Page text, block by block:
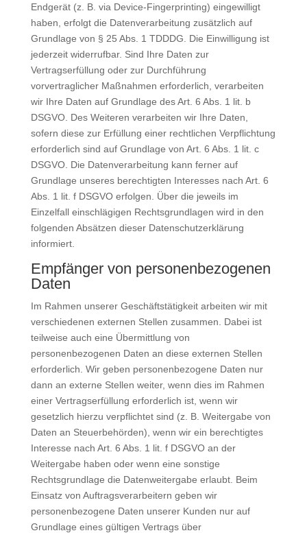
Endgerät (z. B. via Device-Fingerprinting) eingewilligt
haben, erfolgt die Datenverarbeitung zusätzlich auf
Grundlage von § 25 Abs. 1 TDDDG. Die Einwilligung ist
jederzeit widerrufbar. Sind Ihre Daten zur
Vertragserfüllung oder zur Durchführung
vorvertraglicher Maßnahmen erforderlich, verarbeiten
wir Ihre Daten auf Grundlage des Art. 6 Abs. 1 lit. b
DSGVO. Des Weiteren verarbeiten wir Ihre Daten,
sofern diese zur Erfüllung einer rechtlichen Verpflichtung
erforderlich sind auf Grundlage von Art. 6 Abs. 1 lit. c
DSGVO. Die Datenverarbeitung kann ferner auf
Grundlage unseres berechtigten Interesses nach Art. 6
Abs. 1 lit. f DSGVO erfolgen. Über die jeweils im
Einzelfall einschlägigen Rechtsgrundlagen wird in den
folgenden Absätzen dieser Datenschutzerklärung
informiert.
Empfänger von personenbezogenen
Daten
Im Rahmen unserer Geschäftstätigkeit arbeiten wir mit
verschiedenen externen Stellen zusammen. Dabei ist
teilweise auch eine Übermittlung von
personenbezogenen Daten an diese externen Stellen
erforderlich. Wir geben personenbezogene Daten nur
dann an externe Stellen weiter, wenn dies im Rahmen
einer Vertragserfüllung erforderlich ist, wenn wir
gesetzlich hierzu verpflichtet sind (z. B. Weitergabe von
Daten an Steuerbehörden), wenn wir ein berechtigtes
Interesse nach Art. 6 Abs. 1 lit. f DSGVO an der
Weitergabe haben oder wenn eine sonstige
Rechtsgrundlage die Datenweitergabe erlaubt. Beim
Einsatz von Auftragsverarbeitern geben wir
personenbezogene Daten unserer Kunden nur auf
Grundlage eines gültigen Vertrags über